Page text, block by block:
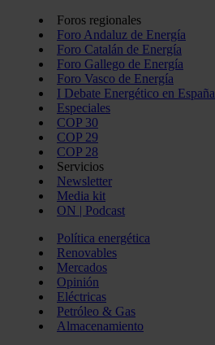
Foros regionales
Foro Andaluz de Energía
Foro Catalán de Energía
Foro Gallego de Energía
Foro Vasco de Energía
I Debate Energético en España
Especiales
COP 30
COP 29
COP 28
Servicios
Newsletter
Media kit
ON | Podcast
Política energética
Renovables
Mercados
Opinión
Eléctricas
Petróleo & Gas
Almacenamiento